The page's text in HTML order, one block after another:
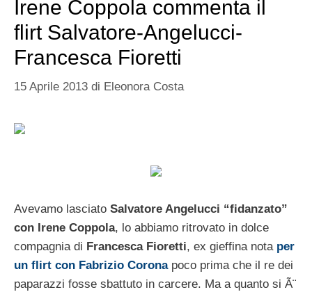
Irene Coppola commenta il
flirt Salvatore-Angelucci-
Francesca Fioretti
15 Aprile 2013 di Eleonora Costa
Avevamo lasciato Salvatore Angelucci “fidanzato”
con Irene Coppola, lo abbiamo ritrovato in dolce
compagnia di Francesca Fioretti, ex gieffina nota per
un flirt con Fabrizio Corona poco prima che il re dei
paparazzi fosse sbattuto in carcere. Ma a quanto si Ã¨